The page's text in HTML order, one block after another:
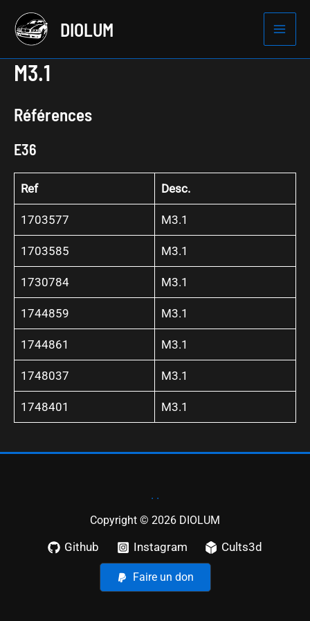
contenu
DIOLUM
M3.1
Références
E36
Ref Desc.
1703577 M3.1
1703585 M3.1
1730784 M3.1
1744859 M3.1
1744861 M3.1
1748037 M3.1
1748401 M3.1
. .
Copyright © 2026 DIOLUM
Github Instagram Cults3d
Faire un don